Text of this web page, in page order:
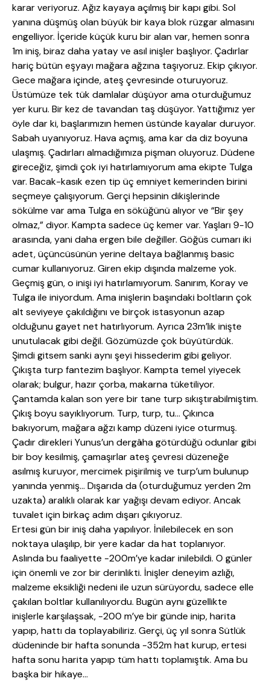
karar veriyoruz. Ağız kayaya açılmış bir kapı gibi. Sol
yanına düşmüş olan büyük bir kaya blok rüzgar almasını
engelliyor. İçeride küçük kuru bir alan var, hemen sonra
1m iniş, biraz daha yatay ve asıl inişler başlıyor. Çadırlar
hariç bütün eşyayı mağara ağzına taşıyoruz. Ekip çıkıyor.
Gece mağara içinde, ateş çevresinde oturuyoruz.
Üstümüze tek tük damlalar düşüyor ama oturduğumuz
yer kuru. Bir kez de tavandan taş düşüyor. Yattığımız yer
öyle dar ki, başlarımızın hemen üstünde kayalar duruyor.
Sabah uyanıyoruz. Hava açmış, ama kar da diz boyuna
ulaşmış. Çadırları almadığımıza pişman oluyoruz. Düdene
gireceğiz, şimdi çok iyi hatırlamıyorum ama ekipte Tulga
var. Bacak-kasık ezen tip üç emniyet kemerinden birini
seçmeye çalışıyorum. Gerçi hepsinin dikişlerinde
sökülme var ama Tulga en söküğünü alıyor ve “Bir şey
olmaz,” diyor. Kampta sadece üç kemer var. Yaşları 9-10
arasında, yani daha ergen bile değiller. Göğüs cumarı iki
adet, üçüncüsünün yerine deltaya bağlanmış basic
cumar kullanıyoruz. Giren ekip dışında malzeme yok.
Geçmiş gün, o inişi iyi hatırlamıyorum. Sanırım, Koray ve
Tulga ile iniyordum. Ama inişlerin başındaki boltların çok
alt seviyeye çakıldığını ve birçok istasyonun azap
olduğunu gayet net hatırlıyorum. Ayrıca 23m’lik inişte
unutulacak gibi değil. Gözümüzde çok büyütürdük.
Şimdi gitsem sanki aynı şeyi hissederim gibi geliyor.
Çıkışta turp fantezim başlıyor. Kampta temel yiyecek
olarak; bulgur, hazır çorba, makarna tüketiliyor.
Çantamda kalan son yere bir tane turp sıkıştırabilmiştim.
Çıkış boyu sayıklıyorum. Turp, turp, tu… Çıkınca
bakıyorum, mağara ağzı kamp düzeni iyice oturmuş.
Çadır direkleri Yunus’un dergâha götürdüğü odunlar gibi
bir boy kesilmiş, çamaşırlar ateş çevresi düzeneğe
asılmış kuruyor, mercimek pişirilmiş ve turp’um bulunup
yanında yenmiş… Dışarıda da (oturduğumuz yerden 2m
uzakta) aralıklı olarak kar yağışı devam ediyor. Ancak
tuvalet için birkaç adım dışarı çıkıyoruz.
Ertesi gün bir iniş daha yapılıyor. İnilebilecek en son
noktaya ulaşılıp, bir yere kadar da hat toplanıyor.
Aslında bu faaliyette -200m’ye kadar inilebildi. O günler
için önemli ve zor bir derinlikti. İnişler deneyim azlığı,
malzeme eksikliği nedeni ile uzun sürüyordu, sadece elle
çakılan boltlar kullanılıyordu. Bugün aynı güzellikte
inişlerle karşılaşsak, -200 m’ye bir günde inip, harita
yapıp, hattı da toplayabiliriz. Gerçi, üç yıl sonra Sütlük
düdeninde bir hafta sonunda -352m hat kurup, ertesi
hafta sonu harita yapıp tüm hattı toplamıştık. Ama bu
başka bir hikaye…